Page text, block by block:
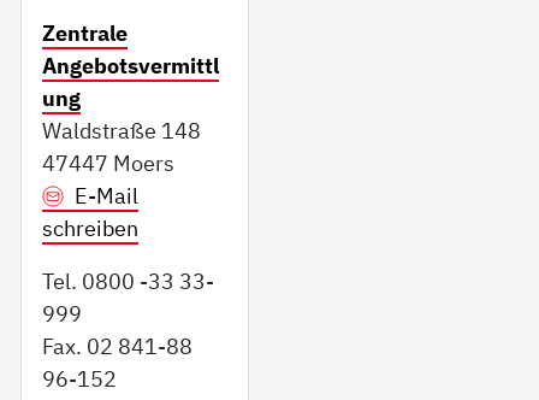
Zentrale
Angebotsvermittl
ung
Waldstraße 148
47447 Moers
E-Mail
schreiben
Tel. 0800 -33 33-
999
Fax. 02 841-88
96-152